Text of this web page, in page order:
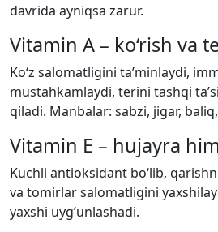
davrida ayniqsa zarur.
Vitamin A – ko‘rish va
Ko‘z salomatligini ta’minlaydi,
mustahkamlaydi, terini tashqi
qiladi. Manbalar: sabzi, jigar,
Vitamin E – hujayra
Kuchli antioksidant bo‘lib,
va tomirlar salomatligini
yaxshi uyg‘unlashadi.